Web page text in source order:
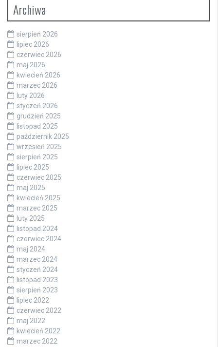
Archiwa
sierpień 2026
lipiec 2026
czerwiec 2026
maj 2026
kwiecień 2026
marzec 2026
luty 2026
styczeń 2026
grudzień 2025
listopad 2025
październik 2025
wrzesień 2025
sierpień 2025
lipiec 2025
czerwiec 2025
maj 2025
kwiecień 2025
marzec 2025
luty 2025
listopad 2024
czerwiec 2024
maj 2024
marzec 2024
styczeń 2024
listopad 2023
sierpień 2023
lipiec 2022
czerwiec 2022
maj 2022
kwiecień 2022
marzec 2022